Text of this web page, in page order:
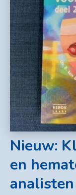
Nieuw:
en